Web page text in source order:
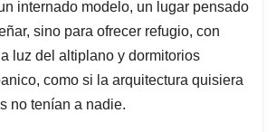
internado modelo, un lugar pensado
sino para ofrecer refugio, con
luz del altiplano y dormitorios
como si la arquitectura quisiera
no tenían a nadie.